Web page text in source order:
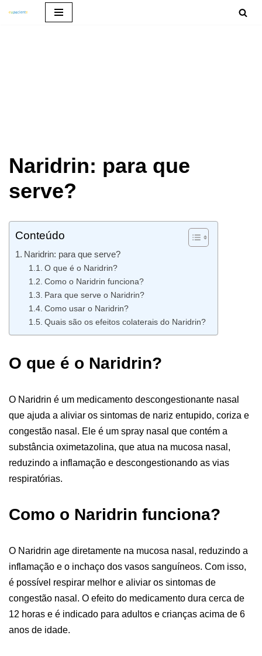
Naridrin: para que
serve?
Conteúdo
Naridrin: para que serve?
O que é o Naridrin?
Como o Naridrin funciona?
Para que serve o Naridrin?
Como usar o Naridrin?
Quais são os efeitos colaterais do Naridrin?
O que é o Naridrin?
O Naridrin é um medicamento descongestionante nasal
que ajuda a aliviar os sintomas de nariz entupido, coriza e
congestão nasal. Ele é um spray nasal que contém a
substância oximetazolina, que atua na mucosa nasal,
reduzindo a inflamação e descongestionando as vias
respiratórias.
Como o Naridrin funciona?
O Naridrin age diretamente na mucosa nasal, reduzindo a
inflamação e o inchaço dos vasos sanguíneos. Com isso,
é possível respirar melhor e aliviar os sintomas de
congestão nasal. O efeito do medicamento dura cerca de
12 horas e é indicado para adultos e crianças acima de 6
anos de idade.